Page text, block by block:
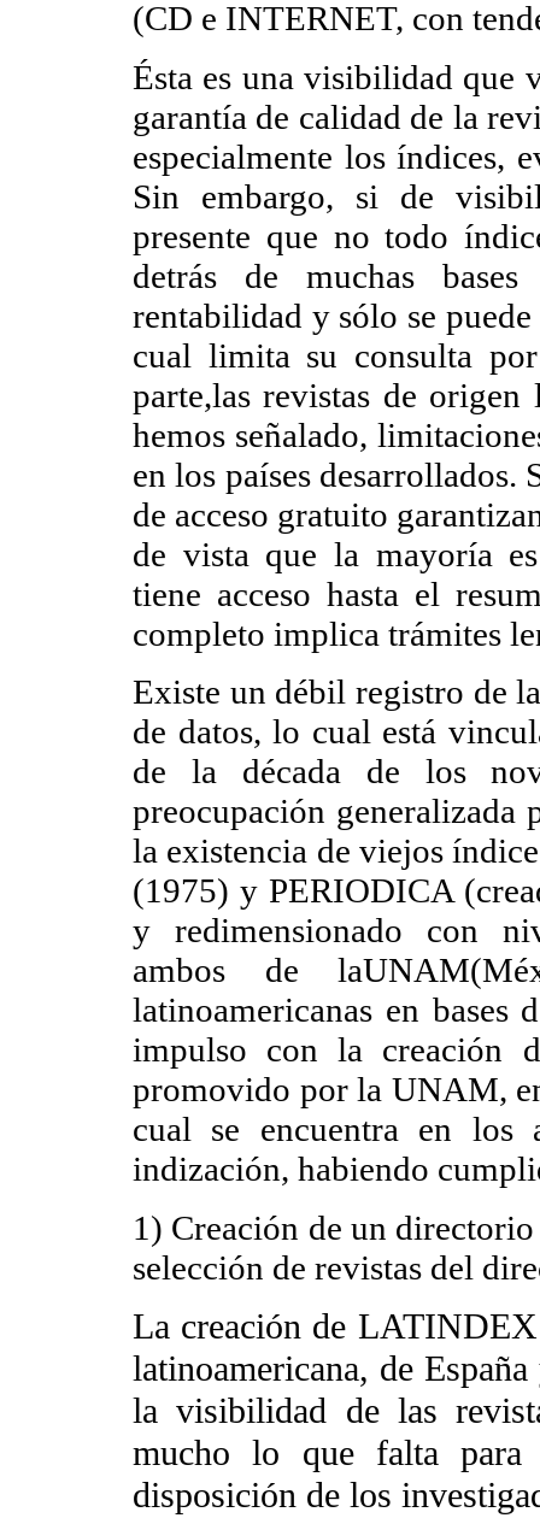
(CD e INTERNET, con
Ésta es una visibilidad que
garantía de calidad de la
especialmente los índices,
Sin embargo, si de
presente que no todo
detrás de muchas
rentabilidad y sólo se
cual limita su consulta
parte,las revistas de
hemos señalado,
en los países desarrollados.
de acceso gratuito
de vista que la mayoría
tiene acceso hasta el
completo implica trámites
Existe un débil registro de
de datos, lo cual está
de la década de los
preocupación generalizada
la existencia de viejos
(1975) y PERIODICA
y redimensionado con
ambos de
latinoamericanas en bases
impulso con la creación
promovido por la UNAM,
cual se encuentra en los
indización, habiendo
1) Creación de un
selección de revistas del
La creación de
latinoamericana, de
la visibilidad de las
mucho lo que falta
disposición de los